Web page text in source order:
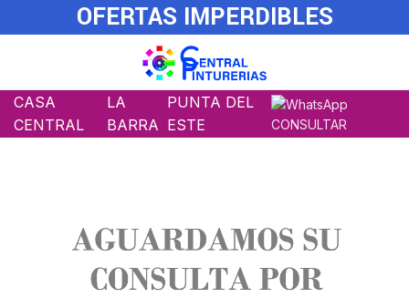
OFERTAS IMPERDIBLES
CASA
CENTRAL
LA
BARRA
PUNTA DEL
ESTE
CONSULTAR